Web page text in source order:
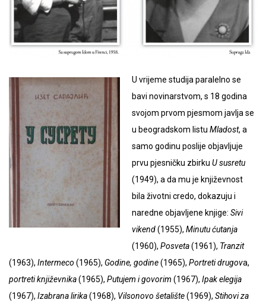
U vrijeme studija paralelno se
bavi novinarstvom, s 18 godina
svojom prvom pjesmom javlja se
u beogradskom listu Mladost, a
samo godinu poslije objavljuje
prvu pjesničku zbirku U susretu
(1949), a da mu je književnost
bila životni credo, dokazuju i
naredne objavljene knjige: Sivi
vikend(1955), Minutu ćutanja
(1960), Posveta(1961), Tranzit
(1963), Intermeco (1965), Godine, godine(1965), Portreti drugova,
portreti književnika(1965), Putujem i govorim (1967), Ipak elegija
(1967), Izabrana lirika(1968), Vilsonovo šetalište(1969), Stihovi za